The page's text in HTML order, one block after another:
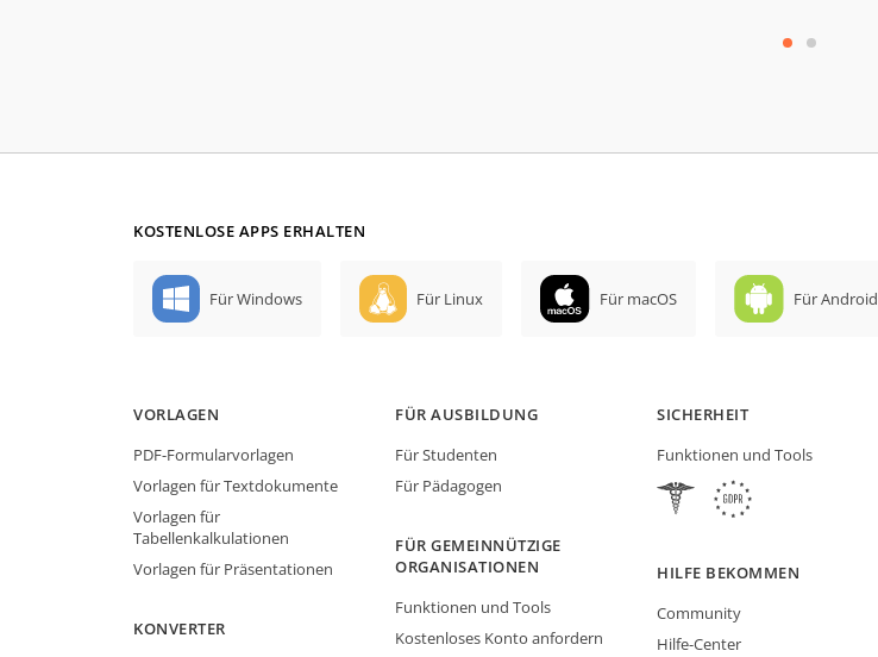
KOSTENLOSE APPS ERHALTEN
Für Windows Für Linux Für macOS Für Android
VORLAGEN
PDF-Formularvorlagen
Vorlagen für Textdokumente
Vorlagen für
Tabellenkalkulationen
Vorlagen für Präsentationen
KONVERTER
FÜR AUSBILDUNG
Für Studenten
Für Pädagogen
FÜR GEMEINNÜTZIGE
ORGANISATIONEN
Funktionen und Tools
Kostenloses Konto anfordern
SICHERHEIT
Funktionen und Tools
HILFE BEKOMMEN
Community
Hilfe-Center